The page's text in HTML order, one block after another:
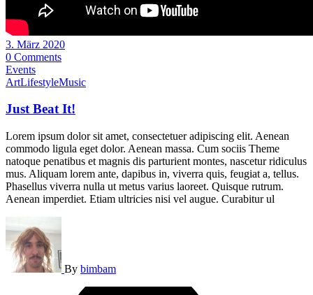
3. März 2020
0 Comments
Events
ArtLifestyleMusic
Just Beat It!
Lorem ipsum dolor sit amet, consectetuer adipiscing elit. Aenean
commodo ligula eget dolor. Aenean massa. Cum sociis Theme
natoque penatibus et magnis dis parturient montes, nascetur ridiculus
mus. Aliquam lorem ante, dapibus in, viverra quis, feugiat a, tellus.
Phasellus viverra nulla ut metus varius laoreet. Quisque rutrum.
Aenean imperdiet. Etiam ultricies nisi vel augue. Curabitur ul
By bimbam